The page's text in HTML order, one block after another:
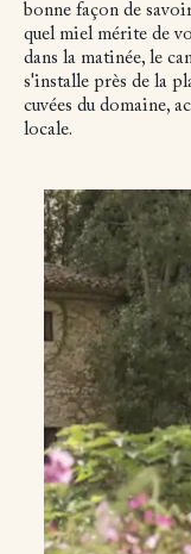
bonne façon de
quel miel mérite de
dans la matinée, le
s'installe près de la
cuvées du domaine,
locale.